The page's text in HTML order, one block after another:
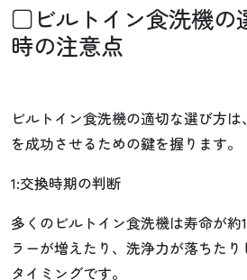
□ビルトイン食洗機の
時の注意点
ビルトイン食洗機の適切な選び方
を成功させるための鍵を握ります。
1:交換時期の判断
多くのビルトイン食洗機は寿命が約
ラーが増えたり、洗浄力が落ちた
タイミングです。